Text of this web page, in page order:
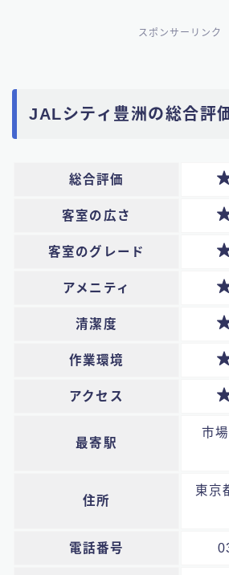
スポンサーリンク
JALシティ豊洲の総合評
総合評価
客室の広さ
客室のグレード
アメニティ
清潔度
作業環境
アクセス
最寄駅
市
住所
東京
電話番号